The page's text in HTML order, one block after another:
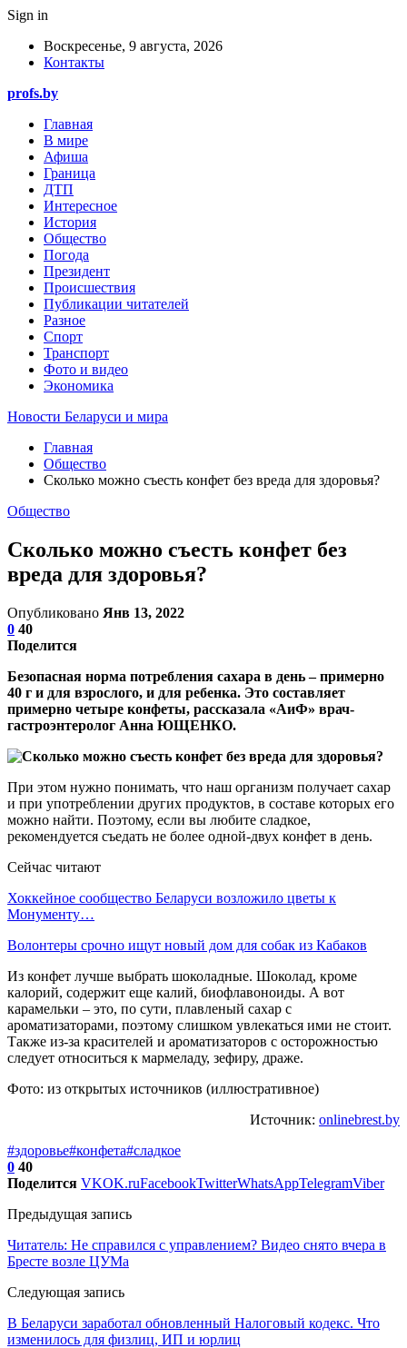
Sign in
Воскресенье, 9 августа, 2026
Контакты
profs.by
Главная
В мире
Афиша
Граница
ДТП
Интересное
История
Общество
Погода
Президент
Происшествия
Публикации читателей
Разное
Спорт
Транспорт
Фото и видео
Экономика
Новости Беларуси и мира
Главная
Общество
Сколько можно съесть конфет без вреда для здоровья?
Общество
Сколько можно съесть конфет без
вреда для здоровья?
Опубликовано Янв 13, 2022
0 40
Поделится
Безопасная норма потребления сахара в день – примерно
40 г и для взрослого, и для ребенка. Это составляет
примерно четыре конфеты, рассказала «АиФ» врач-
гастроэнтеролог Анна ЮЩЕНКО.
При этом нужно понимать, что наш организм получает сахар
и при употреблении других продуктов, в составе которых его
можно найти. Поэтому, если вы любите сладкое,
рекомендуется съедать не более одной-двух конфет в день.
Сейчас читают
Хоккейное сообщество Беларуси возложило цветы к
Монументу…
Волонтеры срочно ищут новый дом для собак из Кабаков
Из конфет лучше выбрать шоколадные. Шоколад, кроме
калорий, содержит еще калий, биофлавоноиды. А вот
карамельки – это, по сути, плавленый сахар с
ароматизаторами, поэтому слишком увлекаться ими не стоит.
Также из-за красителей и ароматизаторов с осторожностью
следует относиться к мармеладу, зефиру, драже.
Фото: из открытых источников (иллюстративное)
Источник: onlinebrest.by
#здоровье#конфета#сладкое
0 40
Поделится VKOK.ruFacebookTwitterWhatsAppTelegramViber
Предыдущая запись
Читатель: Не справился с управлением? Видео снято вчера в
Бресте возле ЦУМа
Следующая запись
В Беларуси заработал обновленный Налоговый кодекс. Что
изменилось для физлиц, ИП и юрлиц